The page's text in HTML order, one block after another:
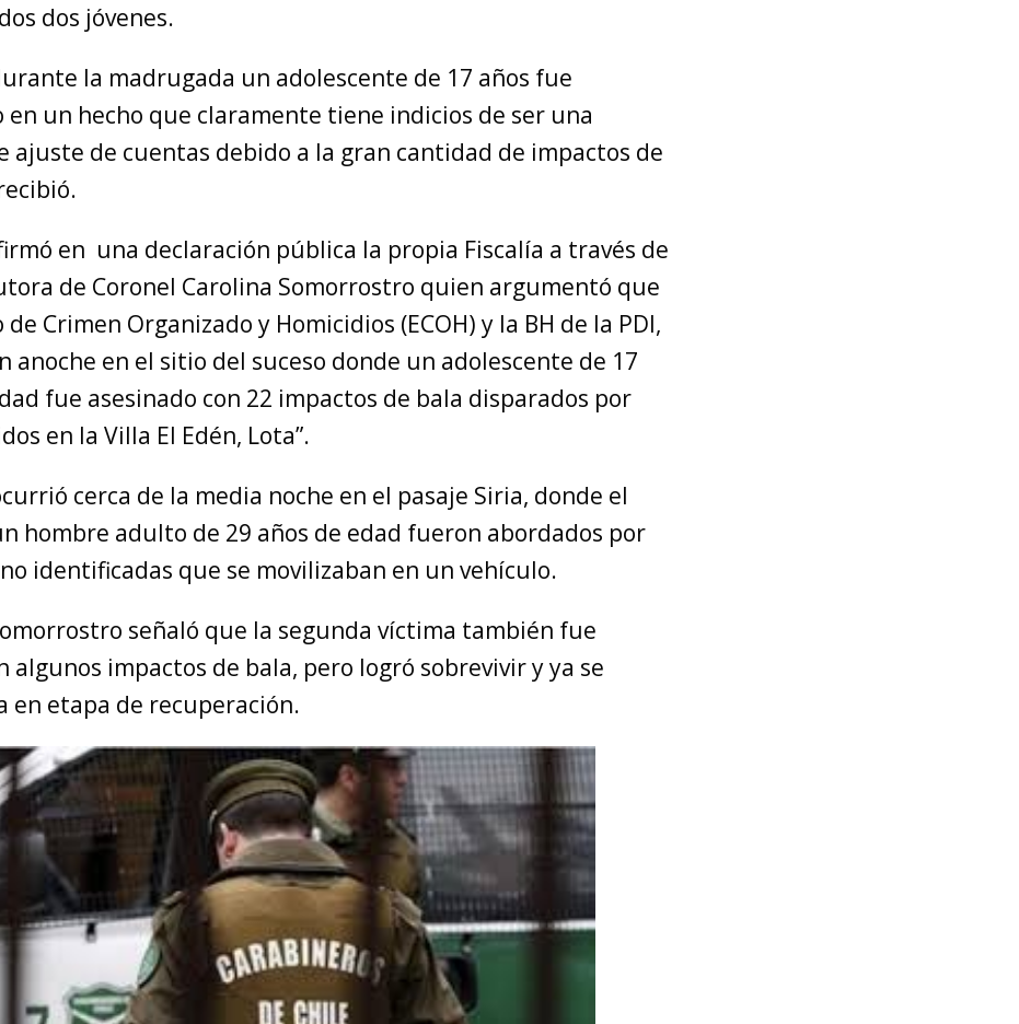
dos jóvenes.
la madrugada un adolescente de 17 años fue
en un hecho que claramente tiene indicios de ser una
ajuste de cuentas debido a la gran cantidad de impactos de
en una declaración pública la propia Fiscalía a través de
de Coronel Carolina Somorrostro quien argumentó que
de Crimen Organizado y Homicidios (ECOH) y la BH de la PDI,
anoche en el sitio del suceso donde un adolescente de 17
fue asesinado con 22 impactos de bala disparados por
en la Villa El Edén, Lota”.
cerca de la media noche en el pasaje Siria, donde el
hombre adulto de 29 años de edad fueron abordados por
identificadas que se movilizaban en un vehículo.
señaló que la segunda víctima también fue
algunos impactos de bala, pero logró sobrevivir y ya se
en etapa de recuperación.